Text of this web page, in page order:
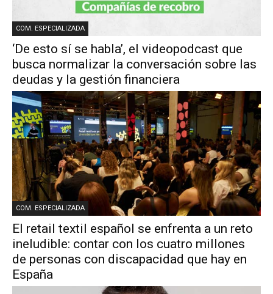
COM. ESPECIALIZADA
‘De esto sí se habla’, el videopodcast que
busca normalizar la conversación sobre las
deudas y la gestión financiera
COM. ESPECIALIZADA
El retail textil español se enfrenta a un reto
ineludible: contar con los cuatro millones
de personas con discapacidad que hay en
España